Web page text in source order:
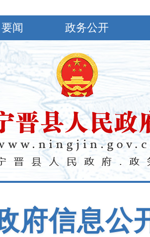
4级，22℃～34℃；明天夜间到后天白天多云
要闻 政务公开
府信息公